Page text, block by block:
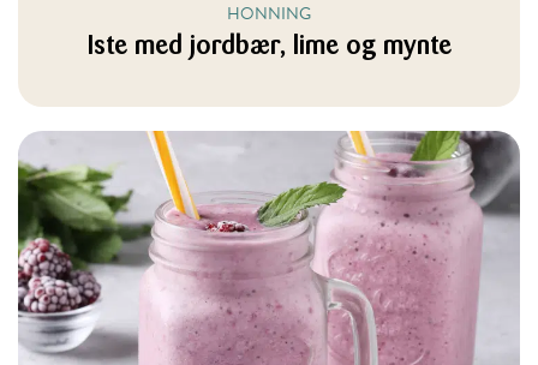
HONNING
Iste med jordbær, lime og mynte